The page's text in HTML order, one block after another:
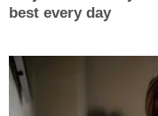
best every day